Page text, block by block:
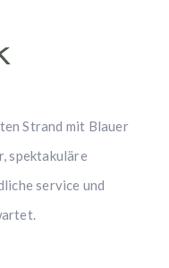
Strand mit Blauer
spektakuläre
service und